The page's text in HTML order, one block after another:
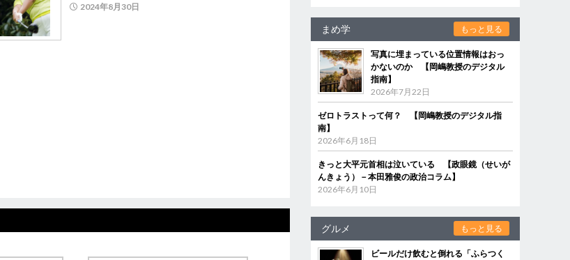
2024年8月30日
まめ学 もっと見る
写真に埋まっている位置情報はおっ
かないのか 【岡嶋教授のデジタル
指南】
2026年7月22日
ゼロトラストって何？ 【岡嶋教授のデジタル指
南】
2026年6月18日
きっと大平元首相は泣いている 【政眼鏡（せいが
んきょう）－本田雅俊の政治コラム】
2026年6月10日
グルメ もっと見る
ビールだけ飲むと倒れる「ふらつく